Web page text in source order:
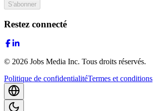
S'abonner
Restez connecté
© 2026 Jobs Media Inc. Tous droits réservés.
Politique de confidentialitéTermes et conditions